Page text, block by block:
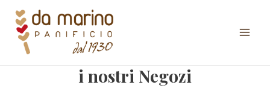
contenuto
i nostri Negozi